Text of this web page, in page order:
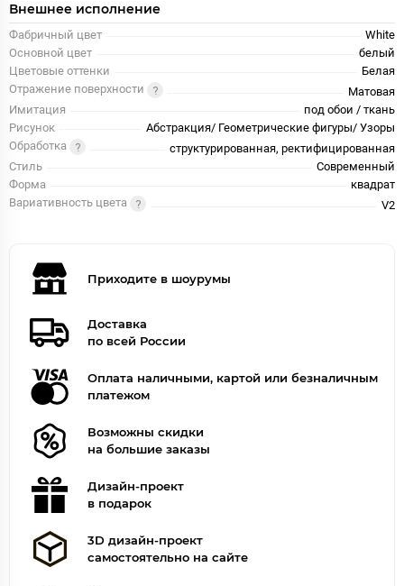
Внешнее исполнение
Фабричный цвет
White
Основной цвет
белый
Цветовые оттенки
Белая
Отражение поверхности
Матовая
Имитация
под обои / ткань
Рисунок
Абстракция/ Геометрические фигуры/ Узоры
Обработка
структурированная, ректифицированная
Стиль
Современный
Форма
квадрат
Вариативность цвета
V2
Приходите в шоурумы
Доставка
по всей России
Оплата наличными, картой или безналичным
платежом
Возможны скидки
на большие заказы
Дизайн-проект
в подарок
3D дизайн-проект
самостоятельно на сайте